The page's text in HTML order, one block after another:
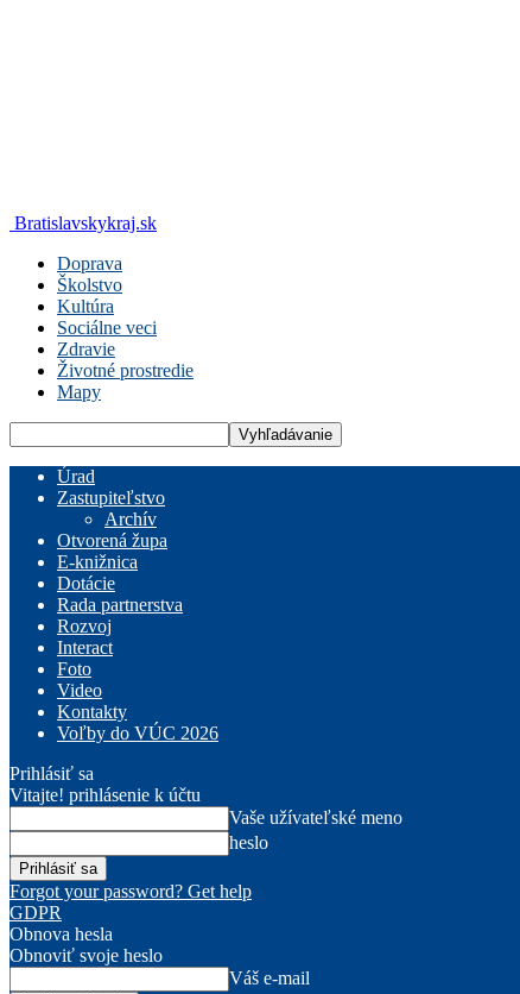
Bratislavskykraj.sk
Doprava
Školstvo
Kultúra
Sociálne veci
Zdravie
Životné prostredie
Mapy
Úrad
Zastupiteľstvo
Archív
Otvorená župa
E-knižnica
Dotácie
Rada partnerstva
Rozvoj
Interact
Foto
Video
Kontakty
Voľby do VÚC 2026
Prihlásiť sa
Vitajte! prihlásenie k účtu
Vaše užívateľské meno
heslo
Forgot your password? Get help
GDPR
Obnova hesla
Obnoviť svoje heslo
Váš e-mail